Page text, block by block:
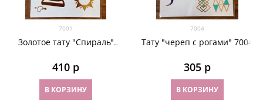
7001
Золотое тату "Спираль"
410 р
В КОРЗИНУ
7004
Тату "череп с рогами" 7004
305 р
В КОРЗИНУ